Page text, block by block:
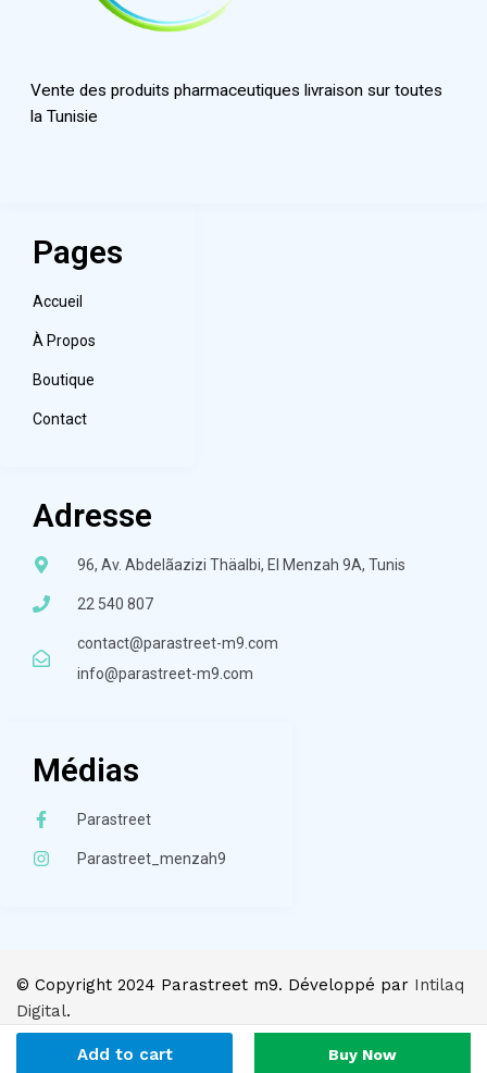
Add to cart Buy Now
Vente des produits pharmaceutiques livraison sur toutes
la Tunisie
Pages
Accueil
À Propos
Boutique
Contact
Adresse
96, Av. Abdelãazizi Thäalbi, El Menzah 9A, Tunis
22 540 807
contact@parastreet-m9.com
info@parastreet-m9.com
Médias
Parastreet
Parastreet_menzah9
© Copyright 2024 Parastreet m9. Développé par Intilaq
Digital.